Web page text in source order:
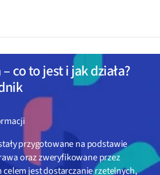
co to jest i jak działa?
przygotowane na podstawie
oraz zweryfikowane przez
celem jest dostarczanie rzetelnych,